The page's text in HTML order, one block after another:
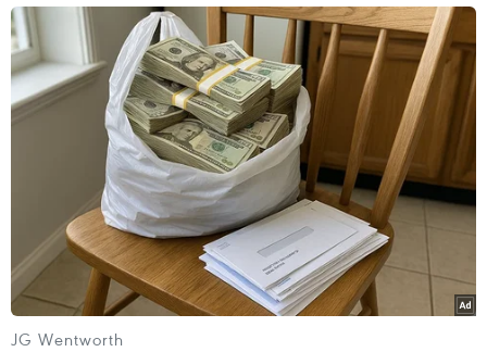
Thượng tướng Nguyễn Tân Cương, Tổng Tham mưu trưởng,
Thứ trưởng Bộ Quốc phòng và lãnh đạo các cơ quan, đơn vị
thuộc Bộ Quốc phòng và các cán bộ, chiến sỹ tại lễ nhận nhiệm
vụ. (Ảnh: Trọng Đức/TTXVN)
JG Wentworth